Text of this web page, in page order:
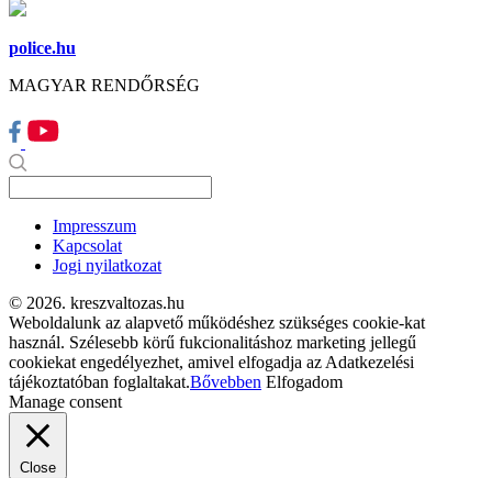
police.hu
MAGYAR RENDŐRSÉG
Impresszum
Kapcsolat
Jogi nyilatkozat
© 2026. kreszvaltozas.hu
Weboldalunk az alapvető működéshez szükséges cookie-kat
használ. Szélesebb körű fukcionalitáshoz marketing jellegű
cookiekat engedélyezhet, amivel elfogadja az Adatkezelési
tájékoztatóban foglaltakat.Bővebben Elfogadom
Manage consent
Close